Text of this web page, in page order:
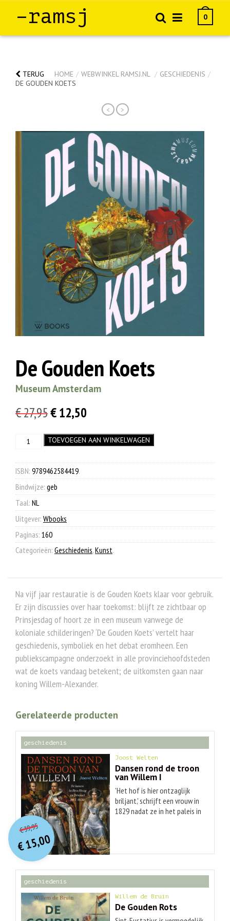
–ramsj 0
TERUG HOME / WEBWINKEL RAMSJ.NL / GESCHIEDENIS /
DE GOUDEN KOETS
< >
De Gouden Koets
Museum Amsterdam
€27,95Oorspronkelijke
was:
€ 27,95.
€12,50
is:
€ 12,50.
aantal
TOEVOEGEN AAN WINKELWAGEN
ISBN: 9789462584419.
Bindwijze: geb
Taal: NL
Uitgever: Wbooks
Paginas: 160
Categorieën: Geschiedenis,Kunst.
Na vijf jaar restauratie is de Gouden Koets klaar voor gebruik.
Er zijn discussies over haar toekomst: blijft ze zichtbaar op
Prinsjesdag of hoort ze in een museum vanwege de
koloniale schilderingen? ‘De Gouden Koets’ vertelt haar
geschiedenis, symboliek en het debat eromheen. Een
publiekscampagne onderzoekt in alle provinciehoofdsteden
wat de koets vandaag betekent; de uitkomsten gaan naar
koning Willem-Alexander.
Gerelateerde producten
geschiedenis
Joost Welten
Dansen rond de troon
van Willem I
'Het hof is hier ontzaglijk
briljant,' schrijft een vrouw in
1829 nadat ze in het paleis in
deze stad, het andere in Den
hij over een paleis en een
uit de voornaamste adellijke
families van het Verenigd
€39,95O
orspr
onkelijke
prijs
was:
€ 39,95.
€15,00
Huidige
prijs
is:€ 15,00.
geschiedenis
Willem de Bruin
De Gouden Rots